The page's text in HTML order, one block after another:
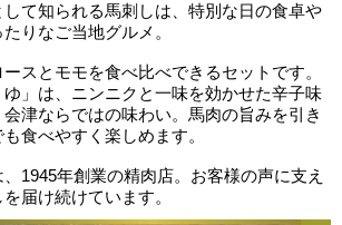
て知られる馬刺しは、特別な日の食卓や
りなご当地グルメ。
スとモモを食べ比べできるセットです。
」は、ニンニクと一味を効かせた辛子味
津ならではの味わい。馬肉の旨みを引き
食べやすく楽しめます。
1945年創業の精肉店。お客様の声に支え
届け続けています。